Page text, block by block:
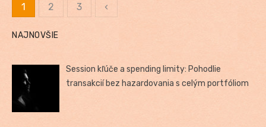
Stránkovanie
príspevkov
1 2 3 ‹
NAJNOVŠIE
Session kľúče a spending limity: Pohodlie
transakcií bez hazardovania s celým portfóliom